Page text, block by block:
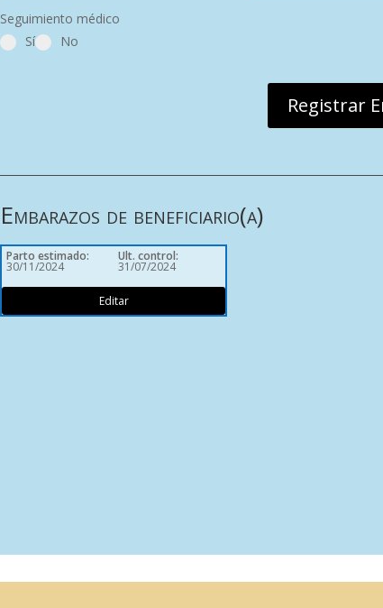
Seguimiento médico
Sí
No
Registrar
Embarazos de beneficiario(a)
Parto estimado:
30/11/2024
Ult. control:
31/07/2024
Editar